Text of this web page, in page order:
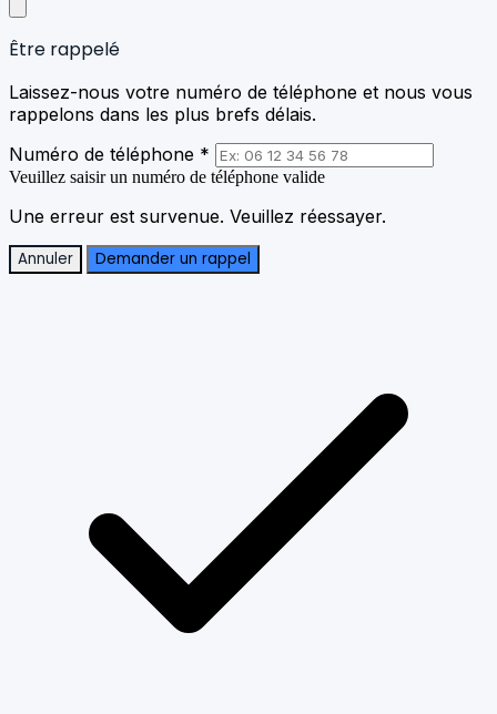
Être rappelé
Laissez-nous votre numéro de téléphone et nous vous
rappelons dans les plus brefs délais.
Numéro de téléphone *
Veuillez saisir un numéro de téléphone valide
Une erreur est survenue. Veuillez réessayer.
Annuler Demander un rappel